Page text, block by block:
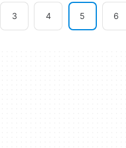
3 4 5 6